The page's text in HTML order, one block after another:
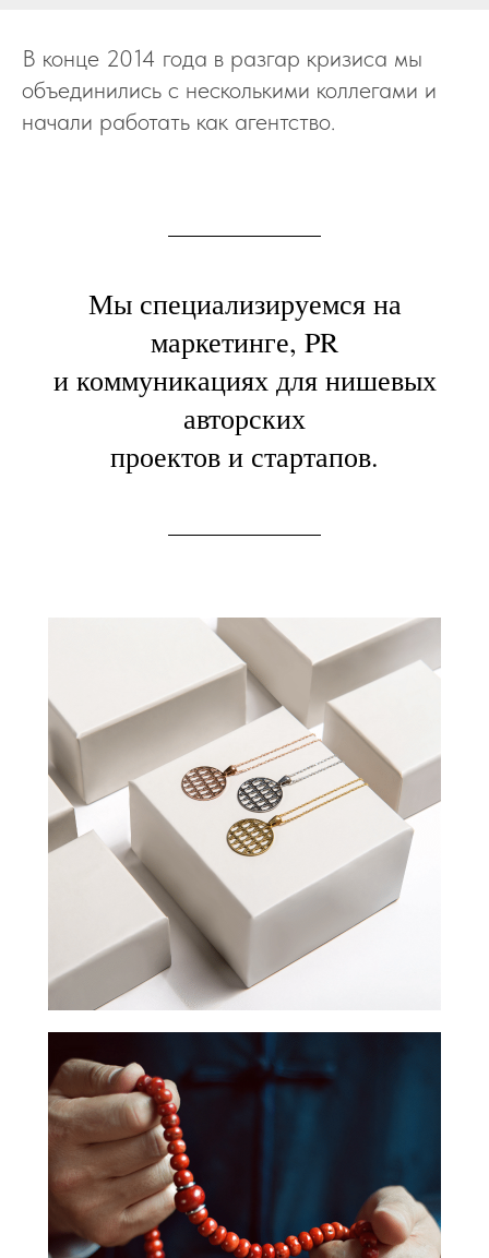
Все взаимодействие, оно, кроме того, что
помогает собрать правильный кейс,
который вот как мы видим, выигрывает
В конце 2014 года в разгар кризиса мы
объединились с несколькими коллегами и
начали работать как агентство.
Мы специализируемся на
маркетинге, PR
и коммуникациях для нишевых
авторских
проектов и стартапов.